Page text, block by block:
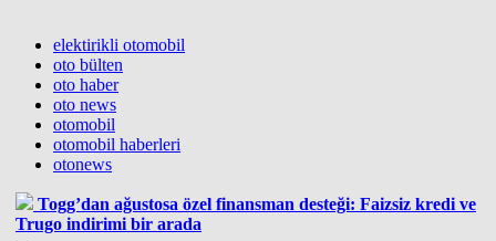
elektirikli otomobil
oto bülten
oto haber
oto news
otomobil
otomobil haberleri
otonews
Togg’dan ağustosa özel finansman desteği: Faizsiz kredi ve
Trugo indirimi bir arada